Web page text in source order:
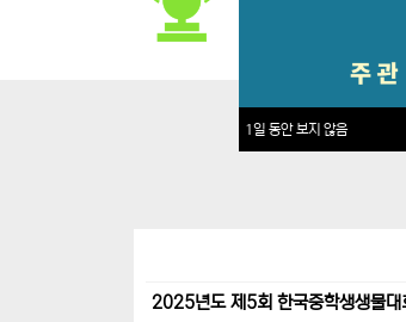
2025년도 제5회 한국중학생생물대
1일 동안 보지 않음